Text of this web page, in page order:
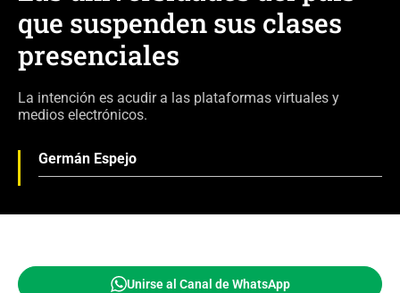
que suspenden sus clases
presenciales
La intención es acudir a las plataformas virtuales y
medios electrónicos.
Germán Espejo
Unirse al Canal de WhatsApp